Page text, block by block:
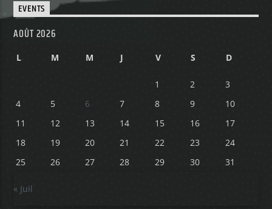
EVENTS
AOÛT 2026
L M M J V S D
1 2
3
4
5 6 7 8 9
10
11
12 13 14 15 16
17
18
19 20 21 22 23
24
25
26 27 28 29 30 31
« Juil